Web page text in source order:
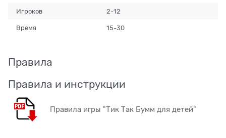
Игроков 2-12
Время 15-30
Правила
Правила и инструкции
Правила игры "Тик Так Бумм для детей"